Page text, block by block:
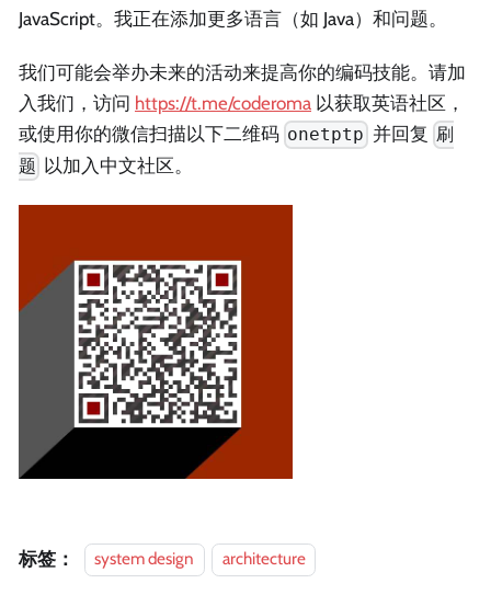
JavaScript。我正在添加更多语言（如 Java）和问题。
我们可能会举办未来的活动来提高你的编码技能。请加
入我们，访问 https://t.me/coderoma 以获取英语社区，
或使用你的微信扫描以下二维码 onetptp 并回复 刷
题 以加入中文社区。
标签： system design architecture